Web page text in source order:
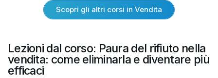
Scopri gli altri corsi in Vendita
Lezioni dal corso: Paura del rifiuto nella
vendita: come eliminarla e diventare più
efficaci